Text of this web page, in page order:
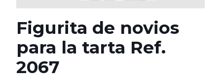
Figurita de novios
para la tarta Ref.
2067